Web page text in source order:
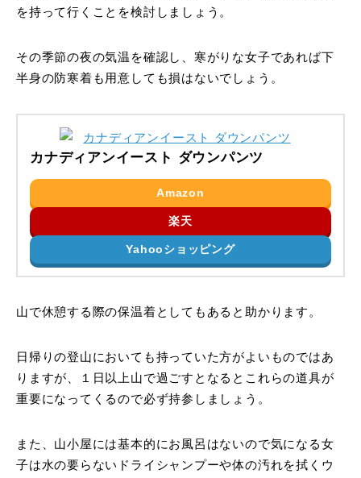
を持って行くことを検討しましょう。
その季節の夜の気温を確認し、寒がりな女子であれば下
半身の防寒着も用意しても損はないでしょう。
カナディアンイースト ダウンパンツ
Amazon
楽天
Yahooショッピング
山で休憩する際の保温着としてもあると助かります。
日帰りの登山においても持っていた方がよいものではあ
りますが、１日以上山で過ごすとなるとこれらの道具が
重要になってくるので必ず持参しましょう。
また、山小屋には基本的にお風呂はないので気になる女
子は水の要らないドライシャンプーや体の汚れを拭くウ